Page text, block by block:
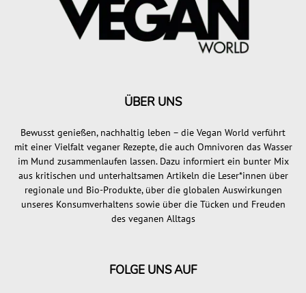
ÜBER UNS
Bewusst genießen, nachhaltig leben – die Vegan World verführt
mit einer Vielfalt veganer Rezepte, die auch Omnivoren das Wasser
im Mund zusammenlaufen lassen. Dazu informiert ein bunter Mix
aus kritischen und unterhaltsamen Artikeln die Leser*innen über
regionale und Bio-Produkte, über die globalen Auswirkungen
unseres Konsumverhaltens sowie über die Tücken und Freuden
des veganen Alltags
FOLGE UNS AUF